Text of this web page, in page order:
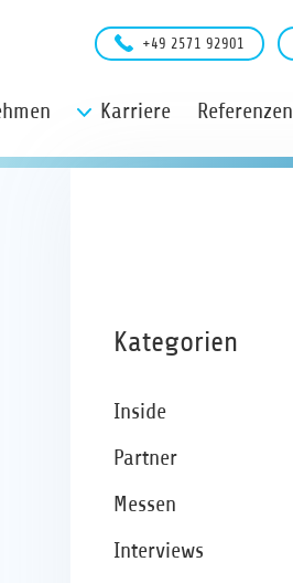
Karriere Referenzen
+49 2571 92901
Kategorien
Inside
Partner
Messen
Interviews